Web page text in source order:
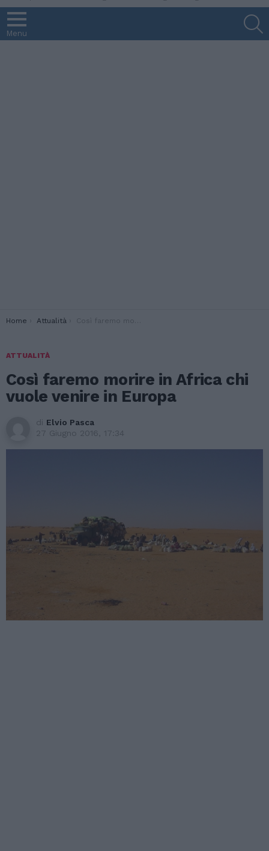
Menu
You are here:
Home Attualità Così faremo morire in Africa chi vuole venire in Europa
ATTUALITÀ
Così faremo morire in Africa chi
vuole venire in Europa
di Elvio Pasca
27 Giugno 2016, 17:34